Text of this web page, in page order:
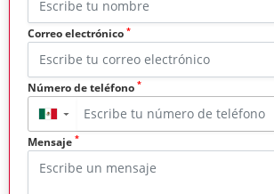
Correo electrónico *
Número de teléfono *
▼
Mensaje *